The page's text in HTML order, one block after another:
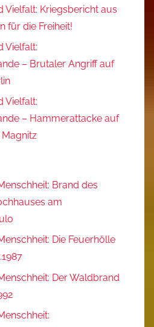
Vielfalt: Kriegsbericht aus
für die Freiheit!
Vielfalt:
– Brutaler Angriff auf
Vielfalt:
– Hammerattacke auf
Brand des
am
Die Feuerhölle
Der Waldbrand